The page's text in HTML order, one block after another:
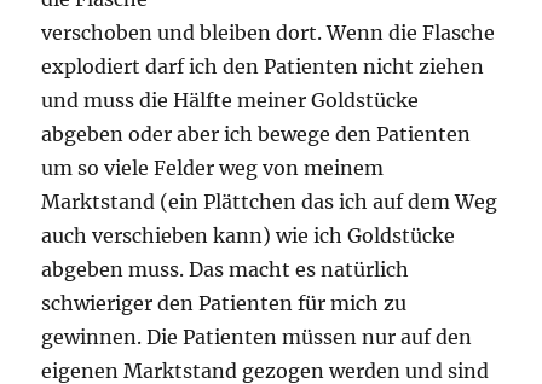
verschoben und bleiben dort. Wenn die Flasche
explodiert darf ich den Patienten nicht ziehen
und muss die Hälfte meiner Goldstücke
abgeben oder aber ich bewege den Patienten
um so viele Felder weg von meinem
Marktstand (ein Plättchen das ich auf dem Weg
auch verschieben kann) wie ich Goldstücke
abgeben muss. Das macht es natürlich
schwieriger den Patienten für mich zu
gewinnen. Die Patienten müssen nur auf den
eigenen Marktstand gezogen werden und sind